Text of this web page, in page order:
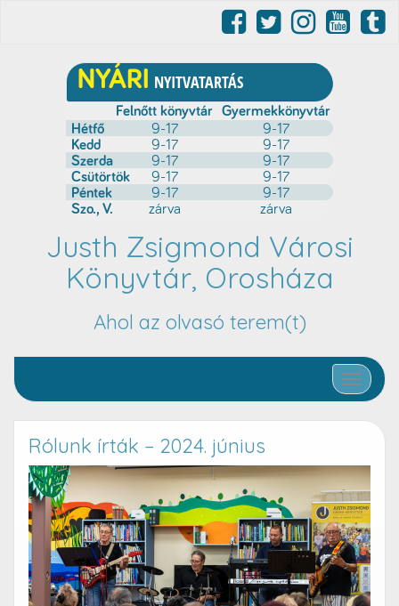
Justh Zsigmond Városi
Könyvtár, Orosháza
Ahol az olvasó terem(t)
Toggle
Rólunk írták – 2024. június